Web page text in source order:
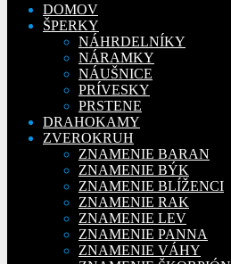
DOMOV
ŠPERKY
NÁHRDELNÍKY
NÁRAMKY
NÁUŠNICE
PRÍVESKY
PRSTENE
DRAHOKAMY
ZVEROKRUH
ZNAMENIE BARAN
ZNAMENIE BÝK
ZNAMENIE BLÍŽENCI
ZNAMENIE RAK
ZNAMENIE LEV
ZNAMENIE PANNA
ZNAMENIE VÁHY